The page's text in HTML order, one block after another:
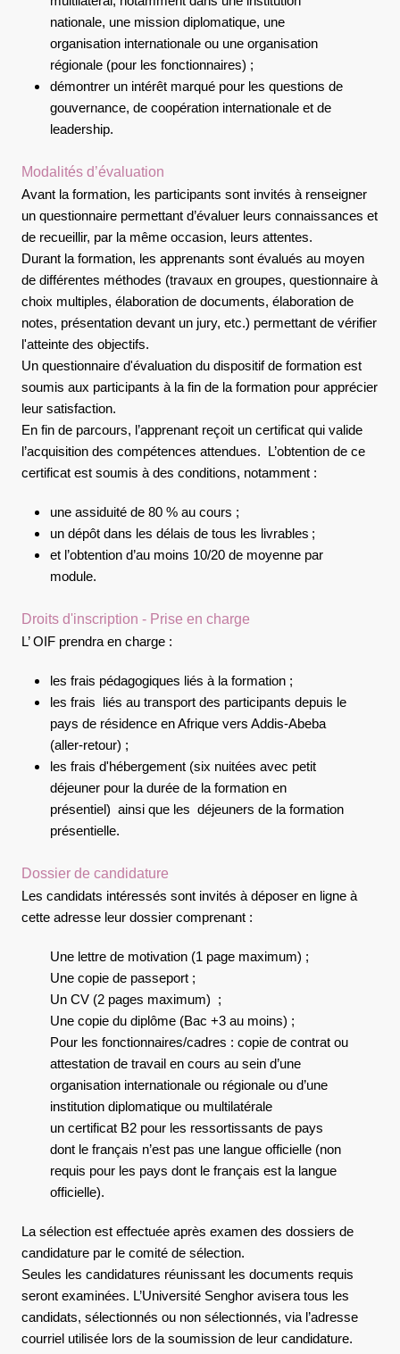
nationale, une mission diplomatique, une
organisation internationale ou une organisation
régionale (pour les fonctionnaires) ;
démontrer un intérêt marqué pour les questions de
gouvernance, de coopération internationale et de
leadership.
Modalités d’évaluation
Avant la formation, les participants sont invités à renseigner
un questionnaire permettant d’évaluer leurs connaissances et
de recueillir, par la même occasion, leurs attentes.
Durant la formation, les apprenants sont évalués au moyen
de différentes méthodes (travaux en groupes, questionnaire à
choix multiples, élaboration de documents, élaboration de
notes, présentation devant un jury, etc.) permettant de vérifier
l'atteinte des objectifs.
Un questionnaire d'évaluation du dispositif de formation est
soumis aux participants à la fin de la formation pour apprécier
leur satisfaction.
En fin de parcours, l’apprenant reçoit un certificat qui valide
l’acquisition des compétences attendues. L’obtention de ce
certificat est soumis à des conditions, notamment :
une assiduité de 80 % au cours ;
un dépôt dans les délais de tous les livrables ;
et l’obtention d’au moins 10/20 de moyenne par
module.
Droits d'inscription - Prise en charge
L’ OIF prendra en charge :
les frais pédagogiques liés à la formation ;
les frais liés au transport des participants depuis le
pays de résidence en Afrique vers Addis-Abeba
(aller-retour) ;
les frais d'hébergement (six nuitées avec petit
déjeuner pour la durée de la formation en
présentiel) ainsi que les déjeuners de la formation
présentielle.
Dossier de candidature
Les candidats intéressés sont invités à déposer en ligne à
cette adresse leur dossier comprenant :
Une lettre de motivation (1 page maximum) ;
Une copie de passeport ;
Un CV (2 pages maximum) ;
Une copie du diplôme (Bac +3 au moins) ;
Pour les fonctionnaires/cadres : copie de contrat ou
attestation de travail en cours au sein d’une
organisation internationale ou régionale ou d’une
institution diplomatique ou multilatérale
un certificat B2 pour les ressortissants de pays
dont le français n’est pas une langue officielle (non
requis pour les pays dont le français est la langue
officielle).
La sélection est effectuée après examen des dossiers de
candidature par le comité de sélection.
Seules les candidatures réunissant les documents requis
seront examinées. L’Université Senghor avisera tous les
candidats, sélectionnés ou non sélectionnés, via l’adresse
courriel utilisée lors de la soumission de leur candidature.